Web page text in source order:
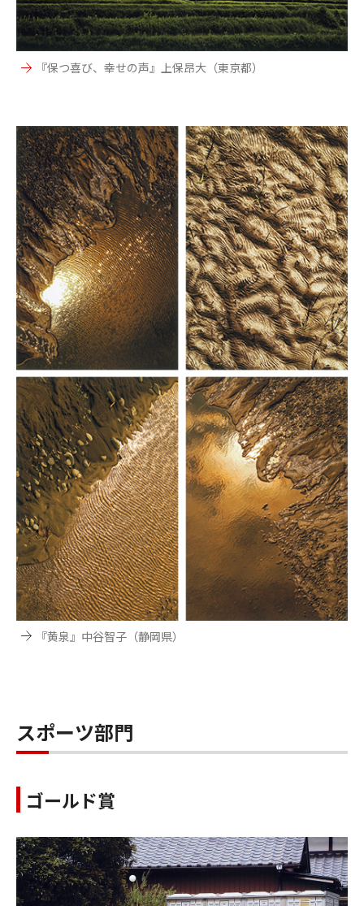
『保つ喜び、幸せの声』上保昂大（東京都）
『黄泉』中谷智子（静岡県）
スポーツ部門
ゴールド賞